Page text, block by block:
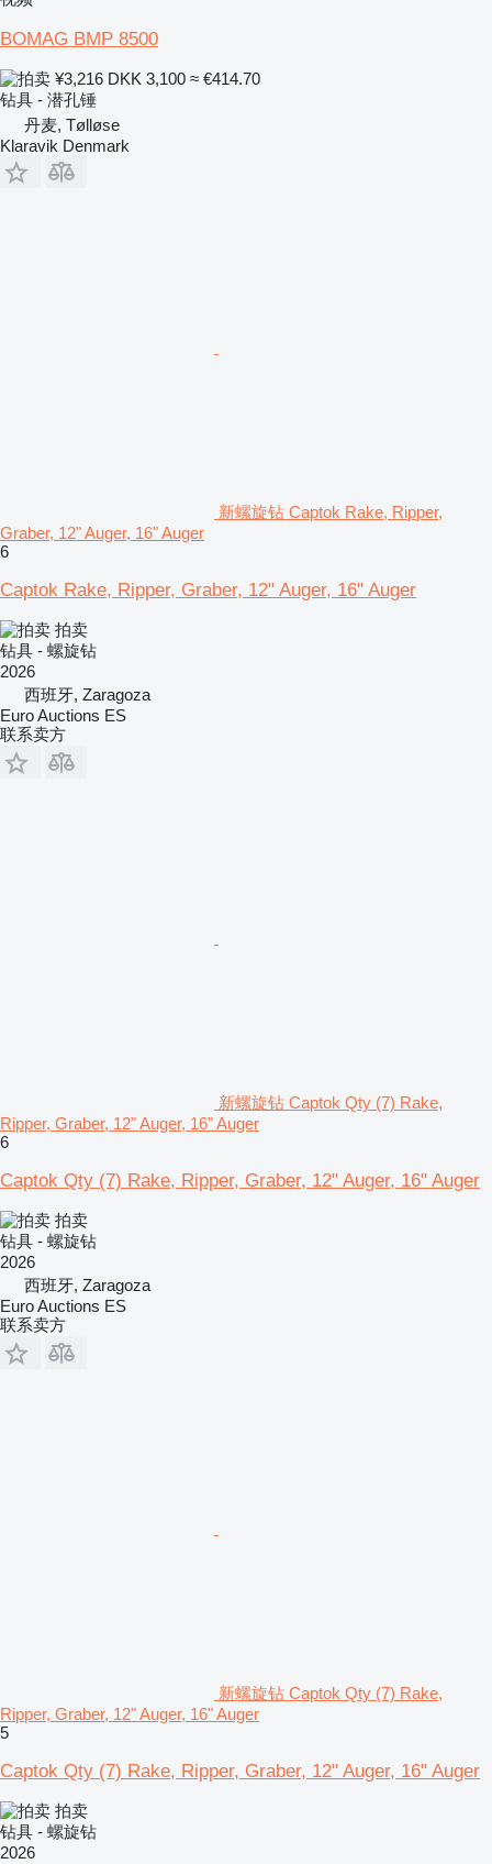
BOMAG BMP 8500
¥3,216 DKK 3,100 ≈ €414.70
钻具 - 潜孔锤
丹麦, Tølløse
Klaravik Denmark
新螺旋钻 Captok Rake, Ripper,
Graber, 12" Auger, 16" Auger
6
Captok Rake, Ripper, Graber, 12" Auger, 16" Auger
拍卖
钻具 - 螺旋钻
2026
西班牙, Zaragoza
Euro Auctions ES
联系卖方
新螺旋钻 Captok Qty (7) Rake,
Ripper, Graber, 12" Auger, 16" Auger
6
Captok Qty (7) Rake, Ripper, Graber, 12" Auger, 16" Auger
拍卖
钻具 - 螺旋钻
2026
西班牙, Zaragoza
Euro Auctions ES
联系卖方
新螺旋钻 Captok Qty (7) Rake,
Ripper, Graber, 12" Auger, 16" Auger
5
Captok Qty (7) Rake, Ripper, Graber, 12" Auger, 16" Auger
拍卖
钻具 - 螺旋钻
2026